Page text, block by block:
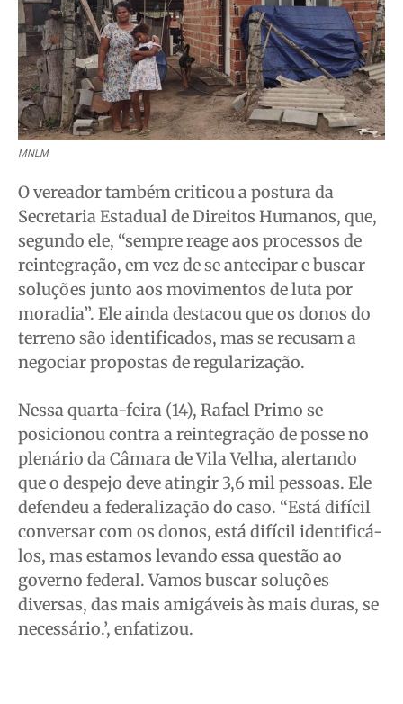
MNLM
O vereador também criticou a postura da
Secretaria Estadual de Direitos Humanos, que,
segundo ele, “sempre reage aos processos de
reintegração, em vez de se antecipar e buscar
soluções junto aos movimentos de luta por
moradia”. Ele ainda destacou que os donos do
terreno são identificados, mas se recusam a
negociar propostas de regularização.
Nessa quarta-feira (14), Rafael Primo se
posicionou contra a reintegração de posse no
plenário da Câmara de Vila Velha, alertando
que o despejo deve atingir 3,6 mil pessoas. Ele
defendeu a federalização do caso. “Está difícil
conversar com os donos, está difícil identificá-
los, mas estamos levando essa questão ao
governo federal. Vamos buscar soluções
diversas, das mais amigáveis às mais duras, se
necessário.’, enfatizou.